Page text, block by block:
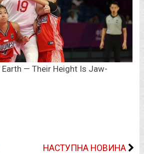
НАСТУПНА НОВИНА